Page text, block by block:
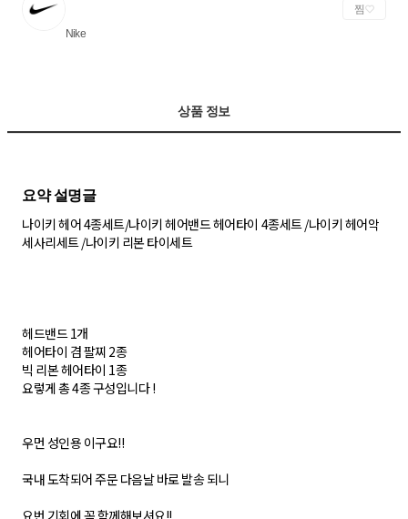
Nike
찜
상품 정보
요약 설명글
나이키 헤어 4종세트/나이키 헤어밴드 헤어타이 4종세트 /나이키 헤어악
세사리세트 /나이키 리본 타이세트
헤드밴드 1개
헤어타이 겸 팔찌 2종
빅 리본 헤어타이 1종
요렇게 총 4종 구성입니다 !
우먼 성인용 이구요!!
국내 도착되어 주문 다음날 바로 발송 되니